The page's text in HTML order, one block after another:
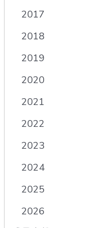
2017
2018
2019
2020
2021
2022
2023
2024
2025
2026